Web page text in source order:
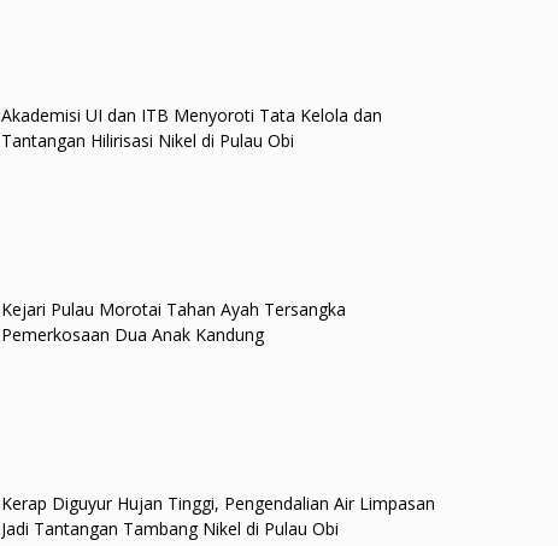
Akademisi UI dan ITB Menyoroti Tata Kelola dan
Tantangan Hilirisasi Nikel di Pulau Obi
Kejari Pulau Morotai Tahan Ayah Tersangka
Pemerkosaan Dua Anak Kandung
Kerap Diguyur Hujan Tinggi, Pengendalian Air Limpasan
Jadi Tantangan Tambang Nikel di Pulau Obi